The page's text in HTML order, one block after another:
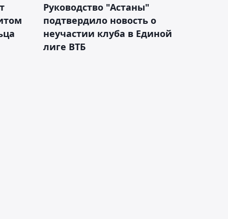
Руководство "Астаны"
подтвердило новость о
неучастии клуба в Единой
лиге ВТБ